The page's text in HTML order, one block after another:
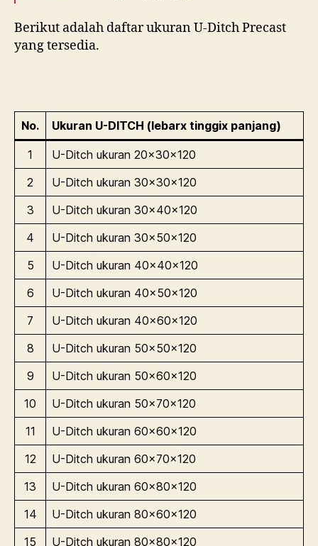
Berikut adalah daftar ukuran U-Ditch Precast
yang tersedia.
No. Ukuran U-DITCH (lebarx tinggix panjang)
1
U-Ditch ukuran 20x30x120
2
U-Ditch ukuran 30x30x120
3
U-Ditch ukuran 30x40x120
4
U-Ditch ukuran 30x50x120
5
U-Ditch ukuran 40x40x120
6
U-Ditch ukuran 40x50x120
7
U-Ditch ukuran 40x60x120
8
U-Ditch ukuran 50x50x120
9
U-Ditch ukuran 50x60x120
10
U-Ditch ukuran 50x70x120
11
U-Ditch ukuran 60x60x120
12
U-Ditch ukuran 60x70x120
13
U-Ditch ukuran 60x80x120
14
U-Ditch ukuran 80x60x120
15
U-Ditch ukuran 80x80x120